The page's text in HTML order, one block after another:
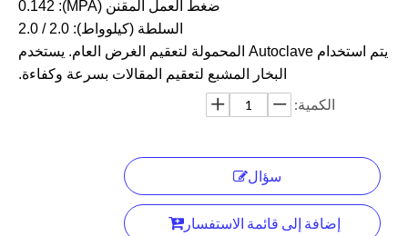
ضغط العمل المقنن (MPA): 0.142
السلطة (كيلوواط): 2.0 / 2.0
يتم استخدام Autoclave المحمولة لتعقيم الغرض العام. يستخدم
البخار المشبع لتعقيم المقالات بسرعة وكفاءة.
الكمية:
سؤال
إضافة إلى قائمة الاستفسار